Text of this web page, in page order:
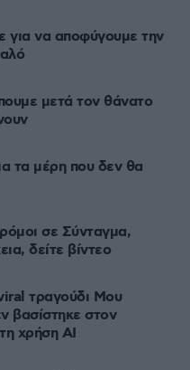
για να αποφύγουμε την
μετά τον θάνατο
τα μέρη που δεν θα
σε Σύνταγμα,
δείτε βίντεο
τραγούδι Μου
βασίστηκε στον
χρήση AI